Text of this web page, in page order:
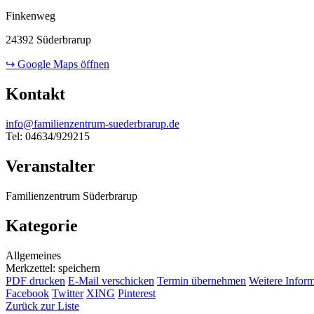
Finkenweg
24392 Süderbrarup
↪ Google Maps öffnen
Kontakt
info@familienzentrum-suederbrarup.de
Tel: 04634/929215
Veranstalter
Familienzentrum Süderbrarup
Kategorie
Allgemeines
Merkzettel: speichern
PDF drucken E-Mail verschicken Termin übernehmen Weitere
Facebook Twitter XING Pinterest
Zurück zur Liste